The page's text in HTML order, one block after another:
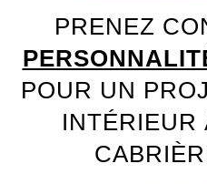
PRENEZ
POUR UN
INTÉRIEUR